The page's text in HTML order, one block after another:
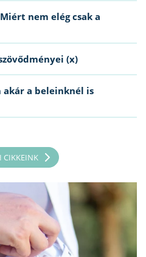
nem elég csak a
(x)
akár a beleinknél is
CIKKEINK